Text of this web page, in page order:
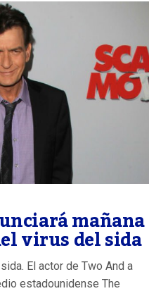
mañana
virus del sida
El actor de Two And a
estadounidense The